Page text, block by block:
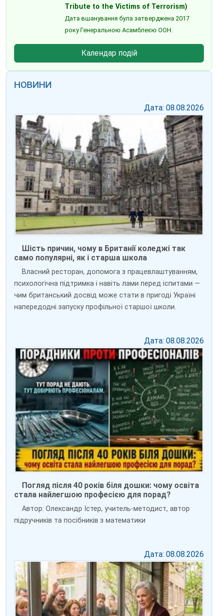
Tribute to the Victims of Terrorism)
Дата вшанування була затверджена 2017
року Генеральною Асамблеєю ООН.
Календар подій
НОВИНИ
Дата: 08.08.2026
Шість причин, чому в Британії коледжі так
само популярні, як і старша школа
Власний ресторан, допомога з працевлаштуванням,
психологічна підтримка і навіть лами перед іспитами —
чим британський досвід може стати в пригоді Україні
напередодні запуску профільної старшої школи.
Дата: 08.08.2026
Погляд після 40 років біля дошки: чому освіта
стала найлегшою професією для порад?
Автор: Олександр Істер, учитель-методист, автор
підручників та посібників з математики
Дата: 08.08.2026